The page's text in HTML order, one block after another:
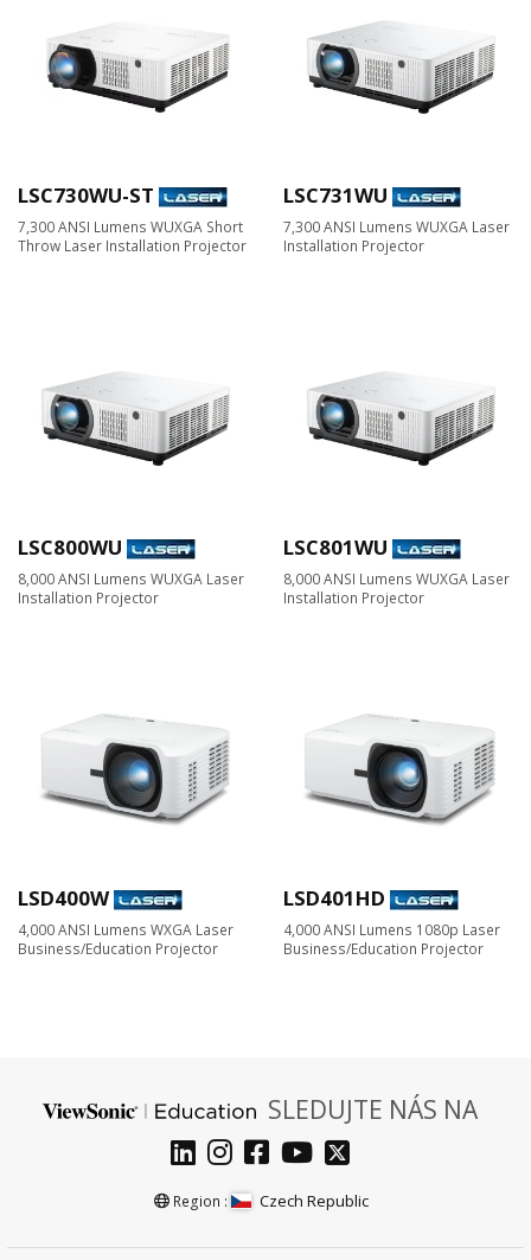
LSC730WU-ST
7,300 ANSI Lumens WUXGA Short
Throw Laser Installation Projector
LSC731WU
7,300 ANSI Lumens WUXGA Laser
Installation Projector
LSC800WU
8,000 ANSI Lumens WUXGA Laser
Installation Projector
LSC801WU
8,000 ANSI Lumens WUXGA Laser
Installation Projector
LSD400W
4,000 ANSI Lumens WXGA Laser
Business/Education Projector
LSD401HD
4,000 ANSI Lumens 1080p Laser
Business/Education Projector
SLEDUJTE NÁS NA
Region : Czech Republic